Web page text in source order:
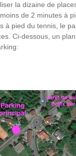
la dizaine de
de 2 minutes à
à pied du tennis, le
Ci-dessous, un